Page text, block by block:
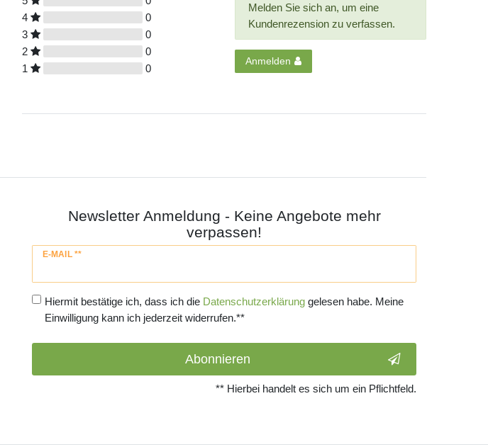
4
0
3
0
2
0
1
0
Melden Sie sich an, um eine
Kundenrezension zu verfassen.
Anmelden
Newsletter Anmeldung - Keine Angebote mehr
verpassen!
E-MAIL **
Newsletter
Hiermit bestätige ich, dass ich die Daten­schutz­erklärunggelesen habe. Meine
Einwilligung kann ich jederzeit widerrufen.**
Abonnieren
** Hierbei handelt es sich um ein Pflichtfeld.